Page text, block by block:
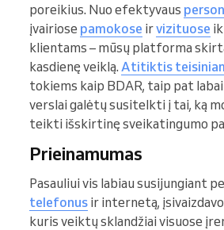
poreikius. Nuo efektyvaus
įvairiose pamokose irvizituose
klientams – mūsų platforma
kasdienę veiklą. Atitiktis
tokiems kaip BDAR, taip pat
verslai galėtų susitelkti į tai, ką
teikti išskirtinę sveikatingumo
Prieinamumas
Pasauliui vis labiau susijungiant
telefonus ir internetą,
kuris veiktų sklandžiai visuose